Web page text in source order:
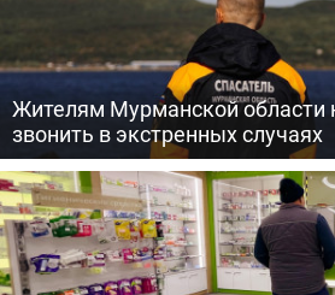
Жителям Мурманской области
звонить в экстренных случаях